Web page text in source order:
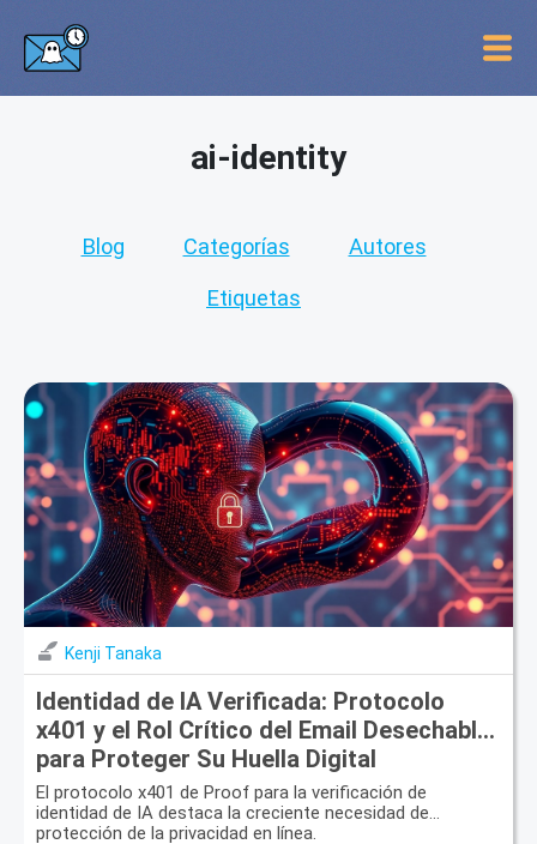
ai-identity
Blog Categorías Autores
Etiquetas
Kenji Tanaka
Identidad de IA Verificada: Protocolo
x401 y el Rol Crítico del Email Desechable
para Proteger Su Huella Digital
El protocolo x401 de Proof para la verificación de
identidad de IA destaca la creciente necesidad de
protección de la privacidad en línea.